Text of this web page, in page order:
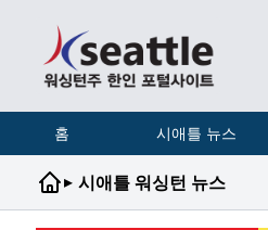
홈 시애틀 뉴스
▸ 시애틀 워싱턴 뉴스